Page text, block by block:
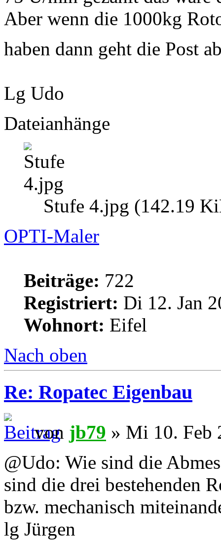
Aber wenn die 1000kg
haben dann geht die Post
Lg Udo
Dateianhänge
Stufe 4.jpg (142.19
OPTI-Maler
Beiträge: 722
Registriert: Di 12. Jan
Wohnort: Eifel
Nach oben
Re: Ropatec Eigenbau
von jb79 » Mi 10. Feb
@Udo: Wie sind die
sind die drei bestehenden
bzw. mechanisch
lg Jürgen